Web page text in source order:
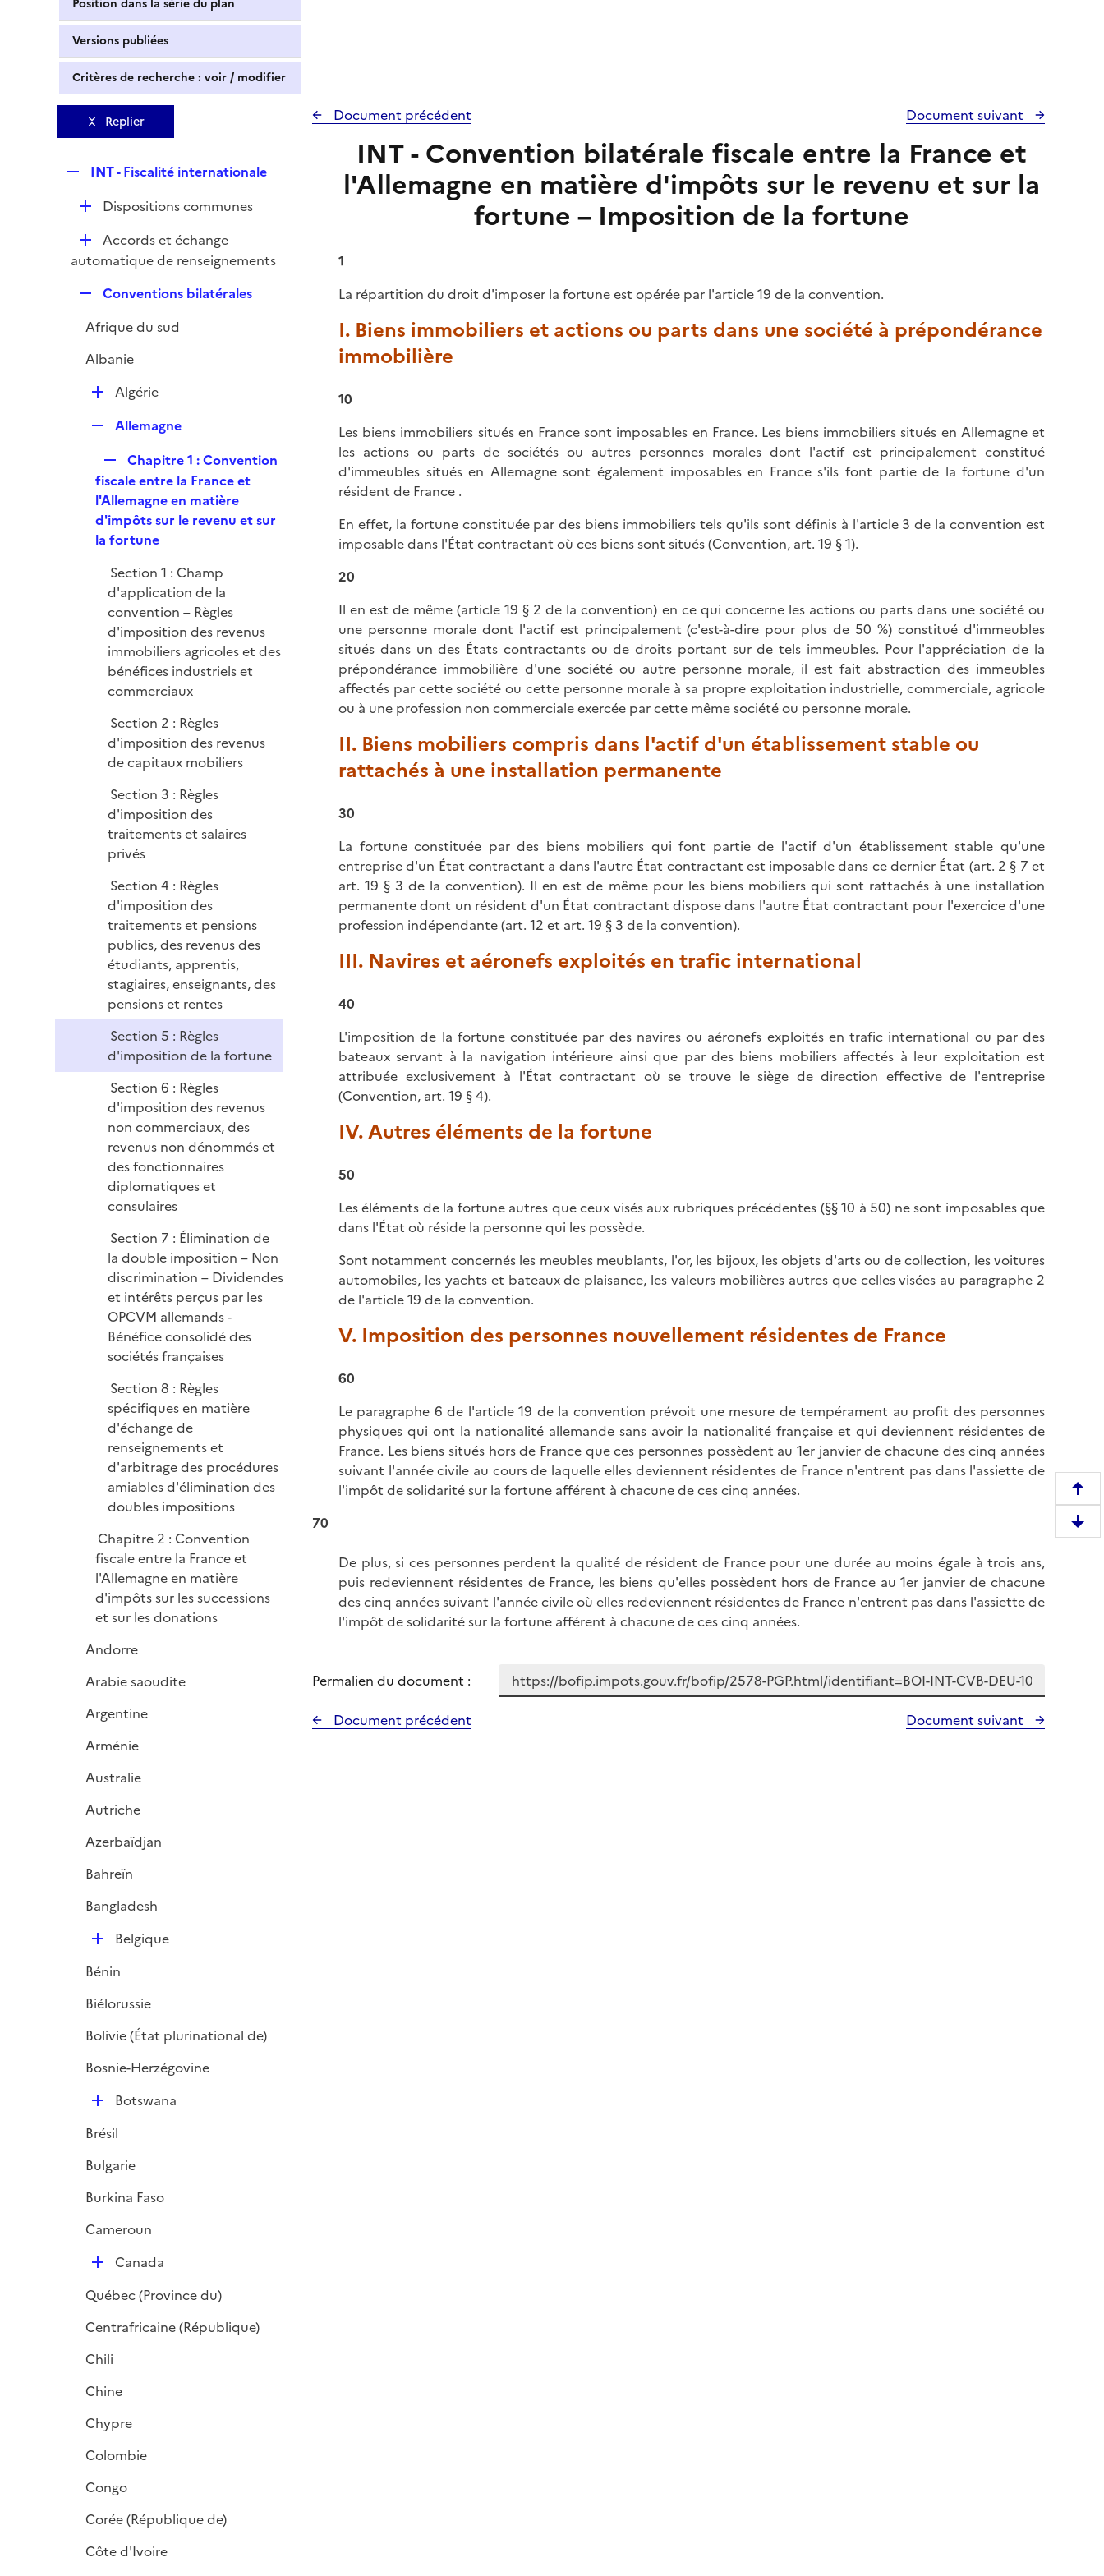
Position dans la série du plan
Versions publiées
Critères de recherche : voir / modifier
Replier
p
l
i
e
r
INT - Fiscalité internationale
D
p
l
r
Dispositions communes
D
é
i
e
r
Accords et échange
automatique de renseignements
p
l
e
Conventions bilatérales
Afrique du sud
Albanie
D
p
e
r
Algérie
p
l
i
e
r
Allemagne
e
p
l
i
r
Chapitre 1 : Convention
fiscale entre la France et
l'Allemagne en matière
d'impôts sur le revenu et sur
la fortune
Section 1 : Champ
d'application de la
convention – Règles
d'imposition des revenus
immobiliers agricoles et des
bénéfices industriels et
commerciaux
Section 2 : Règles
d'imposition des revenus
de capitaux mobiliers
Section 3 : Règles
d'imposition des
traitements et salaires
privés
Section 4 : Règles
d'imposition des
traitements et pensions
publics, des revenus des
étudiants, apprentis,
stagiaires, enseignants, des
pensions et rentes
Section 5 : Règles
d'imposition de la fortune
Section 6 : Règles
d'imposition des revenus
non commerciaux, des
revenus non dénommés et
des fonctionnaires
diplomatiques et
consulaires
Section 7 : Élimination de
la double imposition – Non
discrimination – Dividendes
et intérêts perçus par les
OPCVM allemands -
Bénéfice consolidé des
sociétés françaises
Section 8 : Règles
spécifiques en matière
d'échange de
renseignements et
d'arbitrage des procédures
amiables d'élimination des
doubles impositions
Chapitre 2 : Convention
fiscale entre la France et
l'Allemagne en matière
d'impôts sur les successions
et sur les donations
Andorre
Arabie saoudite
Argentine
Arménie
Australie
Autriche
Azerbaïdjan
Bahreïn
Bangladesh
D
p
l
e
Belgique
Bénin
Biélorussie
Bolivie (État plurinational de)
Bosnie-Herzégovine
D
p
l
i
e
Botswana
Brésil
Bulgarie
Burkina Faso
Cameroun
D
p
l
e
Canada
Québec (Province du)
Centrafricaine (République)
Chili
Chine
Chypre
Colombie
Congo
Corée (République de)
Côte d'Ivoire
Document précédent Document suivant
INT - Convention bilatérale fiscale entre la France et
l'Allemagne en matière d'impôts sur le revenu et sur la
fortune – Imposition de la fortune
1
La répartition du droit d'imposer la fortune est opérée par l'article 19 de la convention.
I. Biens immobiliers et actions ou parts dans une société à prépondérance
immobilière
10
Les biens immobiliers situés en France sont imposables en France. Les biens immobiliers situés en Allemagne et
les actions ou parts de sociétés ou autres personnes morales dont l'actif est principalement constitué
d'immeubles situés en Allemagne sont également imposables en France s'ils font partie de la fortune d'un
résident de France .
En effet, la fortune constituée par des biens immobiliers tels qu'ils sont définis à l'article 3 de la convention est
imposable dans l'État contractant où ces biens sont situés (Convention, art. 19 § 1).
20
Il en est de même (article 19 § 2 de la convention) en ce qui concerne les actions ou parts dans une société ou
une personne morale dont l'actif est principalement (c'est-à-dire pour plus de 50 %) constitué d'immeubles
situés dans un des États contractants ou de droits portant sur de tels immeubles. Pour l'appréciation de la
prépondérance immobilière d'une société ou autre personne morale, il est fait abstraction des immeubles
affectés par cette société ou cette personne morale à sa propre exploitation industrielle, commerciale, agricole
ou à une profession non commerciale exercée par cette même société ou personne morale.
II. Biens mobiliers compris dans l'actif d'un établissement stable ou
rattachés à une installation permanente
30
La fortune constituée par des biens mobiliers qui font partie de l'actif d'un établissement stable qu'une
entreprise d'un État contractant a dans l'autre État contractant est imposable dans ce dernier État (art. 2 § 7 et
art. 19 § 3 de la convention). Il en est de même pour les biens mobiliers qui sont rattachés à une installation
permanente dont un résident d'un État contractant dispose dans l'autre État contractant pour l'exercice d'une
profession indépendante (art. 12 et art. 19 § 3 de la convention).
III. Navires et aéronefs exploités en trafic international
40
L'imposition de la fortune constituée par des navires ou aéronefs exploités en trafic international ou par des
bateaux servant à la navigation intérieure ainsi que par des biens mobiliers affectés à leur exploitation est
attribuée exclusivement à l'État contractant où se trouve le siège de direction effective de l'entreprise
(Convention, art. 19 § 4).
IV. Autres éléments de la fortune
50
Les éléments de la fortune autres que ceux visés aux rubriques précédentes (§§ 10 à 50) ne sont imposables que
dans l'État où réside la personne qui les possède.
Sont notamment concernés les meubles meublants, l'or, les bijoux, les objets d'arts ou de collection, les voitures
automobiles, les yachts et bateaux de plaisance, les valeurs mobilières autres que celles visées au paragraphe 2
de l'article 19 de la convention.
V. Imposition des personnes nouvellement résidentes de France
60
Le paragraphe 6 de l'article 19 de la convention prévoit une mesure de tempérament au profit des personnes
physiques qui ont la nationalité allemande sans avoir la nationalité française et qui deviennent résidentes de
France. Les biens situés hors de France que ces personnes possèdent au 1er janvier de chacune des cinq années
suivant l'année civile au cours de laquelle elles deviennent résidentes de France n'entrent pas dans l'assiette de
l'impôt de solidarité sur la fortune afférent à chacune de ces cinq années.
70
De plus, si ces personnes perdent la qualité de résident de France pour une durée au moins égale à trois ans,
puis redeviennent résidentes de France, les biens qu'elles possèdent hors de France au 1er janvier de chacune
des cinq années suivant l'année civile où elles redeviennent résidentes de France n'entrent pas dans l'assiette de
l'impôt de solidarité sur la fortune afférent à chacune de ces cinq années.
Permalien du document :
Document précédent
Document suivant
e
m
D